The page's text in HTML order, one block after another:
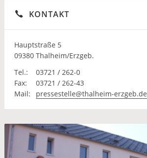
KONTAKT
Hauptstraße 5
09380 Thalheim/Erzgeb.
Tel.:
03721 / 262-0
Fax:
03721 / 262-43
Mail:
pressestelle@thalheim-erzgeb.de